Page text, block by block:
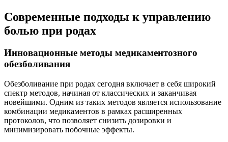
Современные подходы к управлению
болью при родах
Инновационные методы медикаментозного
обезболивания
Обезболивание при родах сегодня включает в себя широкий
спектр методов, начиная от классических и заканчивая
новейшими. Одним из таких методов является использование
комбинации медикаментов в рамках расширенных
протоколов, что позволяет снизить дозировки и
минимизировать побочные эффекты.